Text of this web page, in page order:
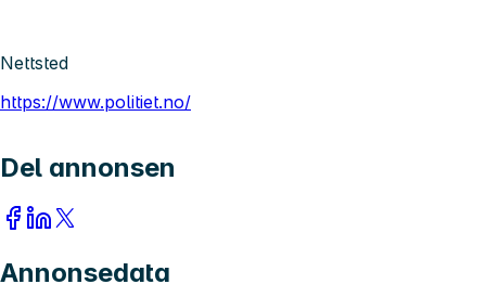
Nettsted
https://www.politiet.no/
Del annonsen
Annonsedata